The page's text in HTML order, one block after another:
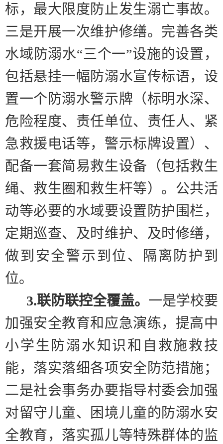
标，最大限度防止发生溺亡事故。
三是开展一次维护修缮。 完善各类
水域防溺水“三个一”设施的设置，
包括悬挂一幅防溺水宣传标语，设
置一个防溺水警示牌（标明水深、
危险程度、责任单位、责任人、紧
急救援电话等，警示标牌设置）、
配备一套简易救生设备（包括救生
绳、救生圈和救生杆等）。公共活
动等必要的水域要设置防护围栏，
定期巡查、及时维护、及时修缮，
做到安全警示到位、隔离防护到
位。
3.联防联控全覆盖。 一是学校要
加强安全教育和应急演练，提高中
小学生防溺水知识和自救施救技
能，落实落细各项安全防范措施；
二是社会事务办要指导村委会加强
对留守儿童、困境儿童的防溺水安
全教育，落实孤儿等特殊群体的监